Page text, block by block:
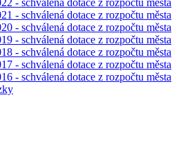
- schválená dotace z rozpočtu města
- schválená dotace z rozpočtu města
- schválená dotace z rozpočtu města
- schválená dotace z rozpočtu města
- schválená dotace z rozpočtu města
- schválená dotace z rozpočtu města
- schválená dotace z rozpočtu města